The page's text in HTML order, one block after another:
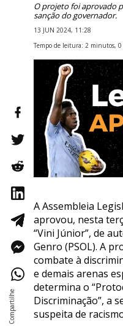
O projeto foi aprovado
sanção do governador.
13 JUN 2024, 11:28
Tempo de leitura: 2 minutos, 0
A Assembleia
aprovou, nesta
“Vini Júnior”, de
Genro (PSOL). A
combate à
e demais arenas
determina o
Discriminação”, a
suspeita de